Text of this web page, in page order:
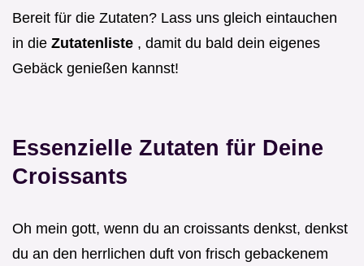
Bereit für die Zutaten? Lass uns gleich eintauchen
in die Zutatenliste , damit du bald dein eigenes
Gebäck genießen kannst!
Essenzielle Zutaten für Deine
Croissants
Oh mein gott, wenn du an croissants denkst, denkst
du an den herrlichen duft von frisch gebackenem